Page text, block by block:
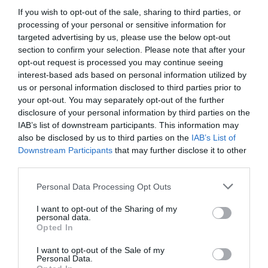
If you wish to opt-out of the sale, sharing to third parties, or
processing of your personal or sensitive information for
targeted advertising by us, please use the below opt-out
section to confirm your selection. Please note that after your
opt-out request is processed you may continue seeing
interest-based ads based on personal information utilized by
us or personal information disclosed to third parties prior to
your opt-out. You may separately opt-out of the further
disclosure of your personal information by third parties on the
IAB’s list of downstream participants. This information may
also be disclosed by us to third parties on the IAB’s List of
Downstream Participants that may further disclose it to other
Please note that this website/app uses one or more Google
not limited to your visit or usage behaviour. You may click to
grant or deny consent to Google and its third-party tags to
use your data for below specified purposes in below Google
consent section.
Personal Data Processing Opt Outs
I want to opt-out of the Sharing of my
personal data.
Opted In
I want to opt-out of the Sale of my
Personal Data.
További nyomozati cselekmények
várhatók
A rendőrség a 444.hu megkeresésére
megerősítette, hogy K. Endre kihallgatása
folyamatban van. A hatóság közlése szerint az
ügyben további nyomozati cselekmények is
várhatók.
tekintendő mindaddig, amíg bűnösségét
jogerős bírósági határozat nem állapítja meg.
indexkép: RTL